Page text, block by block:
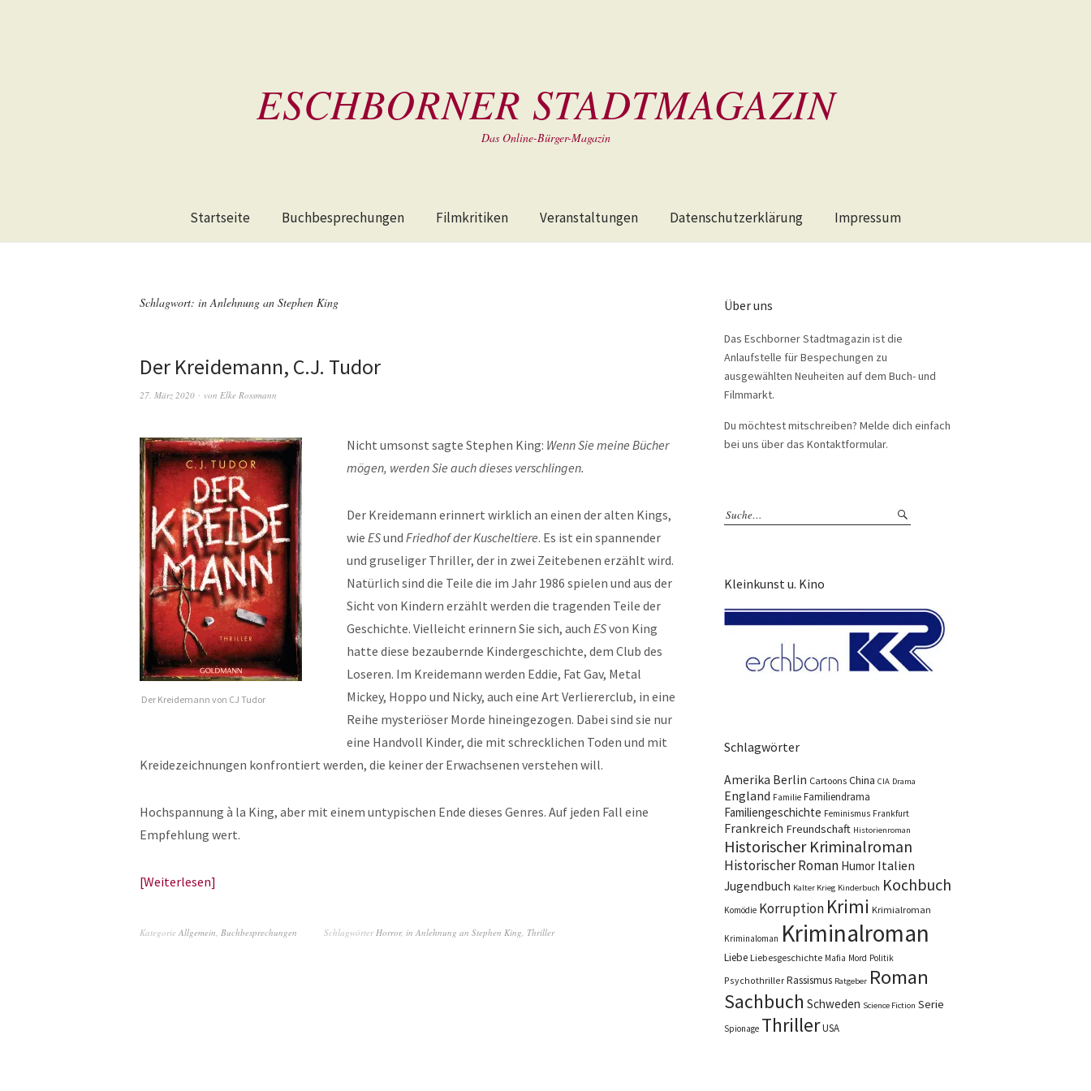
ESCHBORNER STADTMAGAZIN
Das Online-Bürger-Magazin
Startseite Buchbesprechungen Filmkritiken Veranstaltungen Datenschutzerklärung Impressum
Schlagwort: in Anlehnung an Stephen King
Der Kreidemann, C.J. Tudor
27. März 2020 von Elke Rossmann
Der Kreidemann von CJ Tudor
Nicht umsonst sagte Stephen King: Wenn Sie meine Bücher
mögen, werden Sie auch dieses verschlingen.
Der Kreidemann erinnert wirklich an einen der alten Kings,
wie ESund Friedhof der Kuscheltiere. Es ist ein spannender
und gruseliger Thriller, der in zwei Zeitebenen erzählt wird.
Natürlich sind die Teile die im Jahr 1986 spielen und aus der
Sicht von Kindern erzählt werden die tragenden Teile der
Geschichte. Vielleicht erinnern Sie sich, auch ESvon King
hatte diese bezaubernde Kindergeschichte, dem Club des
Loseren. Im Kreidemann werden Eddie, Fat Gav, Metal
Mickey, Hoppo und Nicky, auch eine Art Verliererclub, in eine
Reihe mysteriöser Morde hineingezogen. Dabei sind sie nur
eine Handvoll Kinder, die mit schrecklichen Toden und mit
Kreidezeichnungen konfrontiert werden, die keiner der Erwachsenen verstehen will.
Hochspannung à la King, aber mit einem untypischen Ende dieses Genres. Auf jeden Fall eine
Empfehlung wert.
Weiterlesen
Kategorie Allgemein, Buchbesprechungen SchlagwörterHorror, in Anlehnung an Stephen King, Thriller
Über uns
Das Eschborner Stadtmagazin ist die
Anlaufstelle für Bespechungen zu
ausgewählten Neuheiten auf dem Buch- und
Filmmarkt.
Du möchtest mitschreiben? Melde dich einfach
bei uns über das Kontaktformular.
Kleinkunst u. Kino
Schlagwörter
Amerika Berlin Cartoons China CIA Drama
England Familie Familiendrama
Familiengeschichte Feminismus Frankfurt
Frankreich Freundschaft Historienroman
Historischer Kriminalroman
Historischer Roman Humor Italien
Jugendbuch Kalter Krieg Kinderbuch Kochbuch
Komödie Korruption Krimi Krimialroman
Kriminaloman Kriminalroman
Liebe Liebesgeschichte Mafia Mord Politik
Psychothriller Rassismus Ratgeber Roman
Sachbuch Schweden Science Fiction Serie
Spionage ThrillerUSA